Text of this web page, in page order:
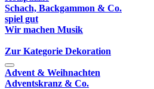
Schach, Backgammon & Co.
spiel gut
Wir machen Musik
Zur Kategorie Dekoration
Advent & Weihnachten
Adventskranz & Co.